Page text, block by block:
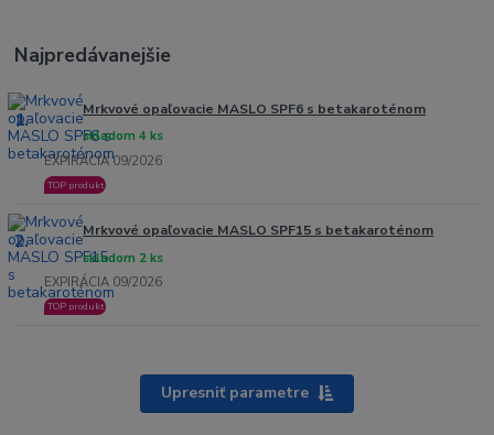
Najpredávanejšie
1. Mrkvové opaľovacie MASLO SPF6 s betakaroténom
EXPIRÁCIA 09/2026
skladom 4 ks
TOP produkt
2. Mrkvové opaľovacie MASLO SPF15 s betakaroténom
EXPIRÁCIA 09/2026
skladom 2 ks
TOP produkt
Upresniť parametre